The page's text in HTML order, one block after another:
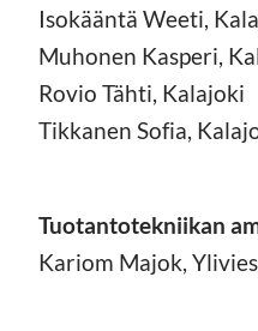
Isokääntä Weeti,
Muhonen Kasperi,
Rovio Tähti, Kalajoki
Tikkanen Sofia,
Tuotantotekniikan
Kariom Majok,